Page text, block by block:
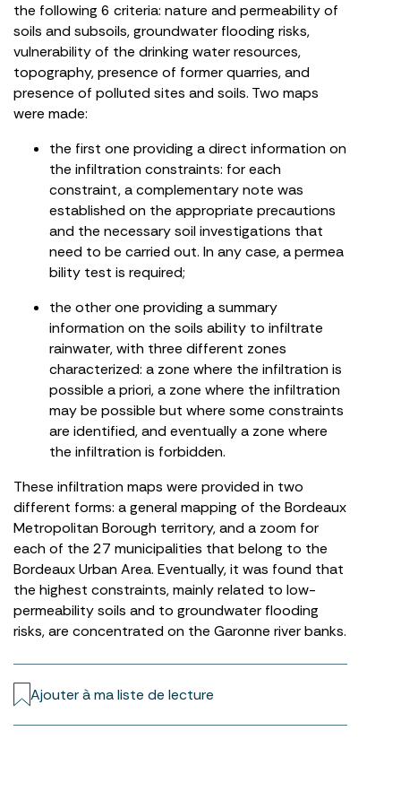
the following 6 criteria: nature and permeability of
soils and subsoils, groundwater flooding risks,
vulnerability of the drinking water resources,
topography, presence of former quarries, and
presence of polluted sites and soils. Two maps
were made:
the first one providing a direct information on
the infiltration constraints: for each
constraint, a complementary note was
established on the appropriate precautions
and the necessary soil investigations that
need to be carried out. In any case, a permea
bility test is required;
the other one providing a summary
information on the soils ability to infiltrate
rainwater, with three different zones
characterized: a zone where the infiltration is
possible a priori, a zone where the infiltration
may be possible but where some constraints
are identified, and eventually a zone where
the infiltration is forbidden.
These infiltration maps were provided in two
different forms: a general mapping of the Bordeaux
Metropolitan Borough territory, and a zoom for
each of the 27 municipalities that belong to the
Bordeaux Urban Area. Eventually, it was found that
the highest constraints, mainly related to low-
permeability soils and to groundwater flooding
risks, are concentrated on the Garonne river banks.
Ajouter à ma liste de lecture